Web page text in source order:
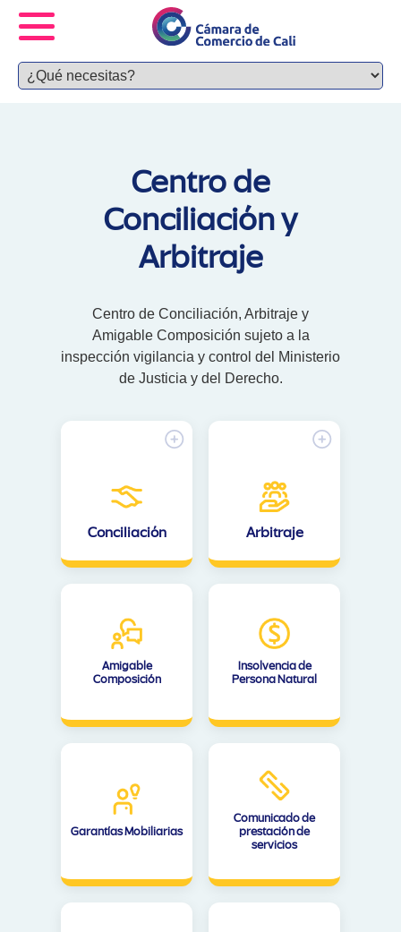
Centro de
Conciliación y
Arbitraje
Centro de Conciliación, Arbitraje y
Amigable Composición sujeto a la
inspección vigilancia y control del Ministerio
de Justicia y del Derecho.
Conciliación Arbitraje
Amigable
Composición
Insolvencia de
Persona Natural
Garantías Mobiliarias
Comunicado de
prestación de
servicios